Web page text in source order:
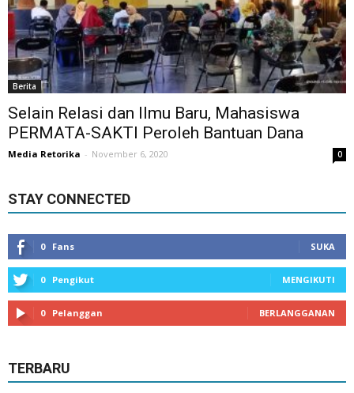
Berita
Selain Relasi dan Ilmu Baru, Mahasiswa
PERMATA-SAKTI Peroleh Bantuan Dana
Media Retorika - November 6, 2020 0
STAY CONNECTED
0 Fans SUKA
0 Pengikut MENGIKUTI
0 Pelanggan BERLANGGANAN
TERBARU